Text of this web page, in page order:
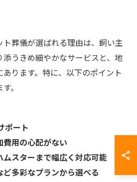
葬儀が選ばれる理由は、飼い主
うきめ細やかなサービスと、地
ります。特に、以下のポイント
。
ポート
用の心配がない
スターまで幅広く対応可能
多彩なプランから選べる